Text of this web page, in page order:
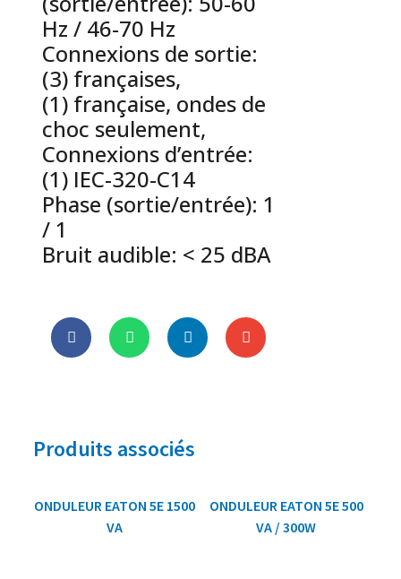
Hz / 46-70 Hz
Connexions de sortie:
(3) françaises,
(1) française, ondes de
choc seulement,
Connexions d’entrée:
(1) IEC-320-C14
Phase (sortie/entrée): 1
/ 1
Bruit audible: < 25 dBA
Produits associés
ONDULEUR EATON 5E 1500
VA
ONDULEUR EATON 5E 500
VA / 300W